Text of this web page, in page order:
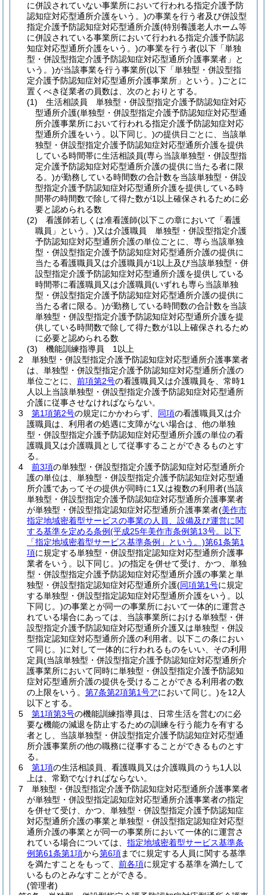
に併設されていない事業所において行われる指定介護予防
認知症対応型通所介護をいう。)の事業を行う者及び併設型
指定介護予防認知症対応型通所介護(特別養護老人ホーム等
に併設されている事業所において行われる指定介護予防認
知症対応型通所介護をいう。)の事業を行う者(以下「単独
型・併設型指定介護予防認知症対応型通所介護事業者」と
いう。)が当該事業を行う事業所(以下「単独型・併設型指
定介護予防認知症対応型通所介護事業所」という。)ごとに
置くべき従業者の員数は、次のとおりとする。
(1)
生活相談員 単独型・併設型指定介護予防認知症対応
型通所介護(単独型・併設型指定介護予防認知症対応型通
所介護事業所において行われる指定介護予防認知症対応
型通所介護をいう。以下同じ。)の提供日ごとに、当該単
独型・併設型指定介護予防認知症対応型通所介護を提供
している時間帯に生活相談員(専ら当該単独型・併設型指
定介護予防認知症対応型通所介護の提供に当たる者に限
る。)が勤務している時間数の合計数を当該単独型・併設
型指定介護予防認知症対応型通所介護を提供している時
間帯の時間数で除して得た数が1以上確保されるために必
要と認められる数
(2)
看護師若しくは准看護師(以下この章において「看護
職員」という。)又は介護職員 単独型・併設型指定介護
予防認知症対応型通所介護の単位ごとに、専ら当該単独
型・併設型指定介護予防認知症対応型通所介護の提供に
当たる看護職員又は介護職員が1以上及び当該単独型・併
設型指定介護予防認知症対応型通所介護を提供している
時間帯に看護職員又は介護職員(いずれも専ら当該単独
型・併設型指定介護予防認知症対応型通所介護の提供に
当たる者に限る。)が勤務している時間数の合計数を当該
単独型・併設型指定介護予防認知症対応型通所介護を提
供している時間数で除して得た数が1以上確保されるため
に必要と認められる数
(3)
機能訓練指導員 1以上
2
単独型・併設型指定介護予防認知症対応型通所介護事業者
は、単独型・併設型指定介護予防認知症対応型通所介護の
単位ごとに、 前項第2号の看護職員又は介護職員を、常時1
人以上当該単独型・併設型指定介護予防認知症対応型通所
介護に従事させなければならない。
3
第1項第2号の規定にかかわらず、 同項の看護職員又は介
護職員は、利用者の処遇に支障がない場合は、他の単独
型・併設型指定介護予防認知症対応型通所介護の単位の看
護職員又は介護職員として従事することができるものとす
る。
4
前3項の単独型・併設型指定介護予防認知症対応型通所介
護の単位は、単独型・併設型指定介護予防認知症対応型通
所介護であってその提供が同時に1又は複数の利用者(当該
単独型・併設型指定介護予防認知症対応型通所介護事業者
が単独型・併設型指定認知症対応型通所介護事業者(美作市
指定地域密着型サービスの事業の人員、設備及び運営に関
する基準を定める条例(平成25年美作市条例第13号。以下
「指定地域密着型サービス基準条例」という。)第61条第1
項に規定する単独型・併設型指定認知症対応型通所介護事
業者をいう。以下同じ。)の指定を併せて受け、かつ、単独
型・併設型指定介護予防認知症対応型通所介護の事業と単
独型・併設型指定認知症対応型通所介護(同項第1号に規定
する単独型・併設型指定認知症対応型通所介護をいう。以
下同じ。)の事業とが同一の事業所において一体的に運営さ
れている場合にあっては、当該事業所における単独型・併
設型指定介護予防認知症対応型通所介護又は単独型・併設
型指定認知症対応型通所介護の利用者。以下この条におい
て同じ。)に対して一体的に行われるものをいい、その利用
定員(当該単独型・併設型指定介護予防認知症対応型通所介
護事業所において同時に単独型・併設型指定介護予防認知
症対応型通所介護の提供を受けることができる利用者の数
の上限をいう。 第7条第2項第1号アにおいて同じ。)を12人
以下とする。
5
第1項第3号の機能訓練指導員は、日常生活を営むのに必
要な機能の減退を防止するための訓練を行う能力を有する
者とし、当該単独型・併設型指定介護予防認知症対応型通
所介護事業所の他の職務に従事することができるものとす
る。
6
第1項の生活相談員、看護職員又は介護職員のうち1人以
上は、常勤でなければならない。
7
単独型・併設型指定介護予防認知症対応型通所介護事業者
が単独型・併設型指定認知症対応型通所介護事業者の指定
を併せて受け、かつ、単独型・併設型指定介護予防認知症
対応型通所介護の事業と単独型・併設型指定認知症対応型
通所介護の事業とが同一の事業所において一体的に運営さ
れている場合については、 指定地域密着型サービス基準条
例第61条第1項から第6項までに規定する人員に関する基準
を満たすことをもって、 前各項に規定する基準を満たして
いるものとみなすことができる。
(管理者)